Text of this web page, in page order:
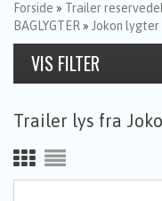
Forside » Trailer
BAGLYGTER » Jokon lygter
Trailer lys fra